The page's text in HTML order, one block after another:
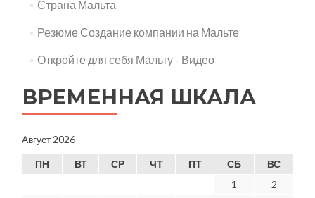
Страна Мальта
Резюме Создание компании на Мальте
Откройте для себя Мальту - Видео
ВРЕМЕННАЯ ШКАЛА
Август 2026
ПН ВТ СР ЧТ ПТ СБ
ВС
1
2